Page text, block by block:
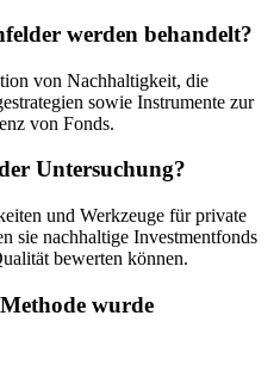
werden behandelt?
von Nachhaltigkeit, die
sowie Instrumente zur
von Fonds.
Untersuchung?
und Werkzeuge für private
sie nachhaltige Investmentfonds
bewerten können.
wurde